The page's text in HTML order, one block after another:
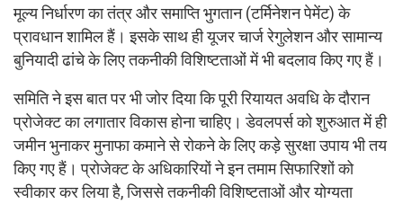
मूल्य निर्धारण का तंत्र और समाप्ति भुगतान (टर्मिनेशन पेमेंट) के
प्रावधान शामिल हैं। इसके साथ ही यूजर चार्ज रेगुलेशन और सामान्य
बुनियादी ढांचे के लिए तकनीकी विशिष्टताओं में भी बदलाव किए गए हैं।
समिति ने इस बात पर भी जोर दिया कि पूरी रियायत अवधि के दौरान
प्रोजेक्ट का लगातार विकास होना चाहिए। डेवलपर्स को शुरुआत में ही
जमीन भुनाकर मुनाफा कमाने से रोकने के लिए कड़े सुरक्षा उपाय भी तय
किए गए हैं। प्रोजेक्ट के अधिकारियों ने इन तमाम सिफारिशों को
स्वीकार कर लिया है, जिससे तकनीकी विशिष्टताओं और योग्यता